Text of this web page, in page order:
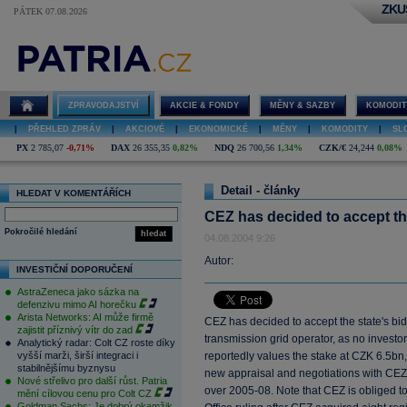
PÁTEK 07.08.2026
ZPRAVODAJSTVÍ AKCIE & FONDY MĚNY & SAZBY
PŘEHLED ZPRÁV AKCIOVÉ EKONOMICKÉ MĚNY KOMODITY
PX 2 785,07 -0,71% DAX 26 355,35 0,82% NDQ 26 700,56 1,34% CZK/€ 24,244 0,08%
HLEDAT V KOMENTÁŘÍCH
hledat
Pokročilé hledání
INVESTIČNÍ DOPORUČENÍ
AstraZeneca jako sázka na
defenzivu mimo AI horečku
Arista Networks: AI může firmě
zajistit příznivý vítr do zad
Analytický radar: Colt CZ roste díky
vyšší marži, širší integraci i
stabilnějšímu byznysu
Nové střelivo pro další růst. Patria
mění cílovou cenu pro Colt CZ
Detail - články
CEZ has decided to accept
04.08.2004 9:26
Autor:
CEZ has decided to accept the state's
transmission grid operator, as no
reportedly values the stake at CZK
new appraisal and negotiations with
over 2005-08. Note that CEZ is obliged